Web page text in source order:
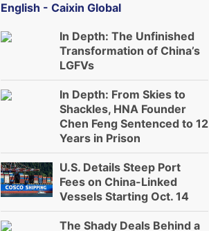
English - Caixin Global
In Depth: The Unfinished
Transformation of China’s
LGFVs
In Depth: From Skies to
Shackles, HNA Founder
Chen Feng Sentenced to 12
Years in Prison
U.S. Details Steep Port
Fees on China-Linked
Vessels Starting Oct. 14
The Shady Deals Behind a